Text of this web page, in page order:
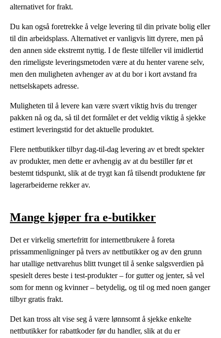
alternativet for frakt.
Du kan også foretrekke å velge levering til din private bolig eller
til din arbeidsplass. Alternativet er vanligvis litt dyrere, men på
den annen side ekstremt nyttig. I de fleste tilfeller vil imidlertid
den rimeligste leveringsmetoden være at du henter varene selv,
men den muligheten avhenger av at du bor i kort avstand fra
nettselskapets adresse.
Muligheten til å levere kan være svært viktig hvis du trenger
pakken nå og da, så til det formålet er det veldig viktig å sjekke
estimert leveringstid for det aktuelle produktet.
Flere nettbutikker tilbyr dag-til-dag levering av et bredt spekter
av produkter, men dette er avhengig av at du bestiller før et
bestemt tidspunkt, slik at de trygt kan få tilsendt produktene før
lagerarbeiderne rekker av.
Mange kjøper fra e-butikker
Det er virkelig smertefritt for internettbrukere å foreta
prissammenligninger på tvers av nettbutikker og av den grunn
har utallige nettvarehus blitt tvunget til å senke salgsverdien på
spesielt deres beste i test-produkter – for gutter og jenter, så vel
som for menn og kvinner – betydelig, og til og med noen ganger
tilbyr gratis frakt.
Det kan tross alt vise seg å være lønnsomt å sjekke enkelte
nettbutikker for rabattkoder før du handler, slik at du er